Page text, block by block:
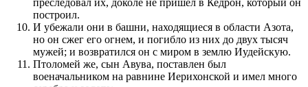
преследовал их, доколе не при­шел в Кедрон, который он
по­стро­ил.
И убежали они в башни, находящиеся в области Азота,
но он сжег его огнем, и по­гибло из них до двух тысяч
мужей; и воз­вратил­ся он с миром в землю Иудейскую.
Птоломей же, сын Авува, по­ставлен был
военачальником на равнине Иерихонской и имел много